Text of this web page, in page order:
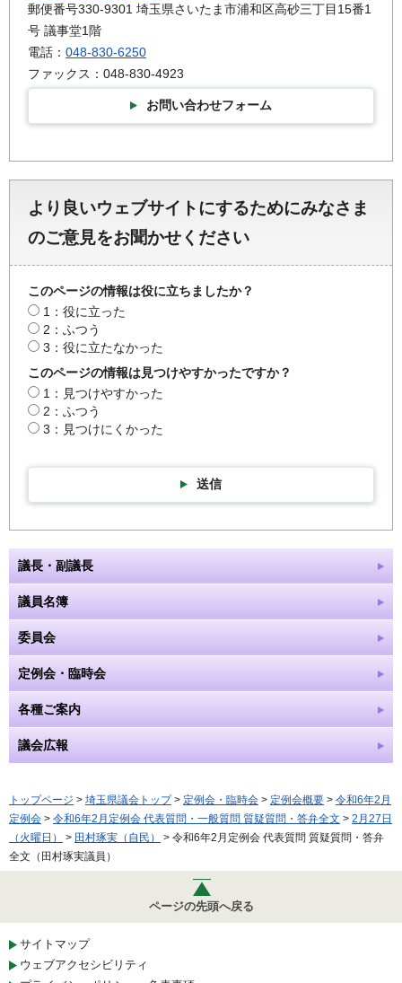
郵便番号330-9301 埼玉県さいたま市浦和区高砂三丁目15番1
号 議事堂1階
電話： 048-830-6250
ファックス：048-830-4923
お問い合わせフォーム
より良いウェブサイトにするためにみなさま
のご意見をお聞かせください
このページの情報は役に立ちましたか？
1：役に立った
2：ふつう
3：役に立たなかった
このページの情報は見つけやすかったですか？
1：見つけやすかった
2：ふつう
3：見つけにくかった
送信
議長・副議長
議員名簿
委員会
定例会・臨時会
各種ご案内
議会広報
トップページ > 埼玉県議会トップ> 定例会・臨時会 > 定例会概要 > 令和6年2月
定例会 > 令和6年2月定例会 代表質問・一般質問 質疑質問・答弁全文 > 2月27日
（火曜日）
> 田村琢実（自民）
> 令和6年2月定例会 代表質問 質疑質問・答弁
全文（田村琢実議員）
ページの先頭へ戻る
サイトマップ
ウェブアクセシビリティ